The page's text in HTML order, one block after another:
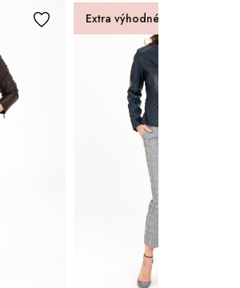
Extra výhodné